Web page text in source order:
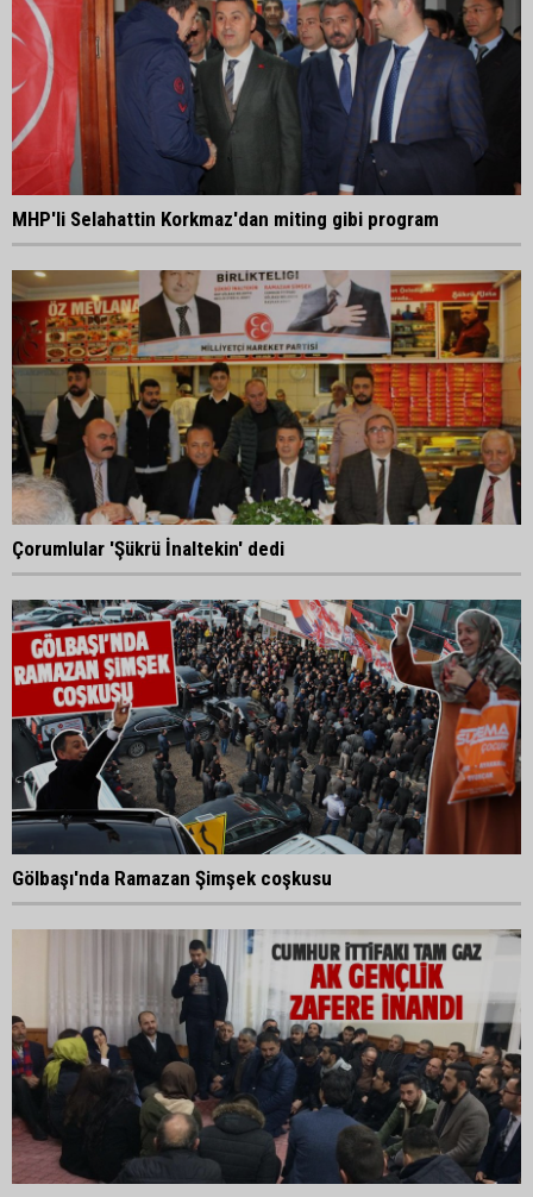
MHP'li Selahattin Korkmaz'dan miting gibi program
Çorumlular 'Şükrü İnaltekin' dedi
Gölbaşı'nda Ramazan Şimşek coşkusu